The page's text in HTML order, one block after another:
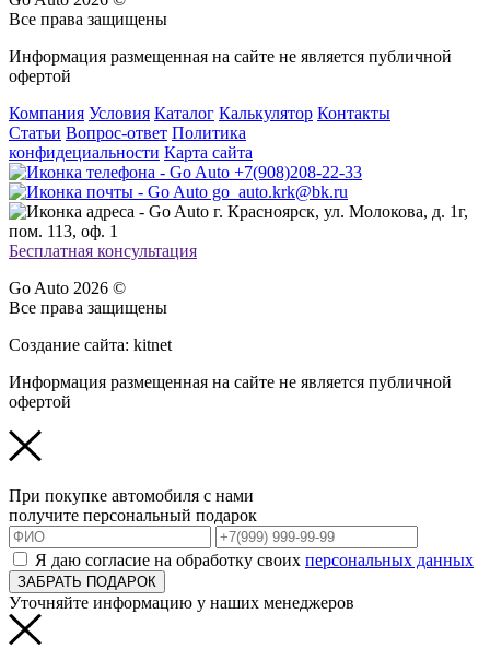
Все права защищены
Информация размещенная на сайте не является публичной
офертой
Компания Условия Каталог Калькулятор Контакты
Статьи Вопрос-ответ Политика
конфидециальности Карта сайта
+7(908)208-22-33
go_auto.krk@bk.ru
г. Красноярск, ул. Молокова, д. 1г,
пом. 113, оф. 1
Бесплатная консультация
Go Auto 2026 ©
Все права защищены
Создание сайта: kitnet
Информация размещенная на сайте не является публичной
офертой
При покупке автомобиля с нами
получите персональный подарок
Я даю согласие на обработку своих персональных данных
ЗАБРАТЬ ПОДАРОК
Уточняйте информацию у наших менеджеров